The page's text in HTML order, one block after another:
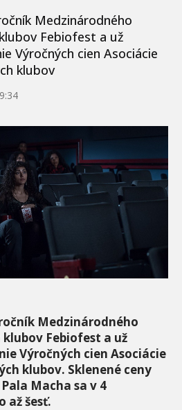
Medzinárodného
Febiofest a už
Výročných cien Asociácie
klubov
Medzinárodného
Febiofest a už
Výročných cien Asociácie
klubov. Sklenené ceny
Macha sa v 4
až šesť.